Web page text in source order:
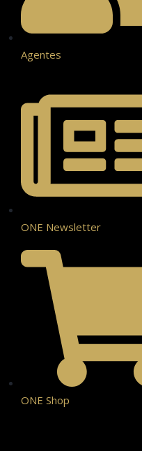
Agentes
ONE Newsletter
ONE Shop